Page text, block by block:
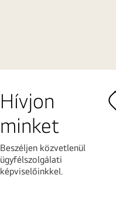
Hívjon
minket
Beszéljen közvetlenül
ügyfélszolgálati
képviselőinkkel.